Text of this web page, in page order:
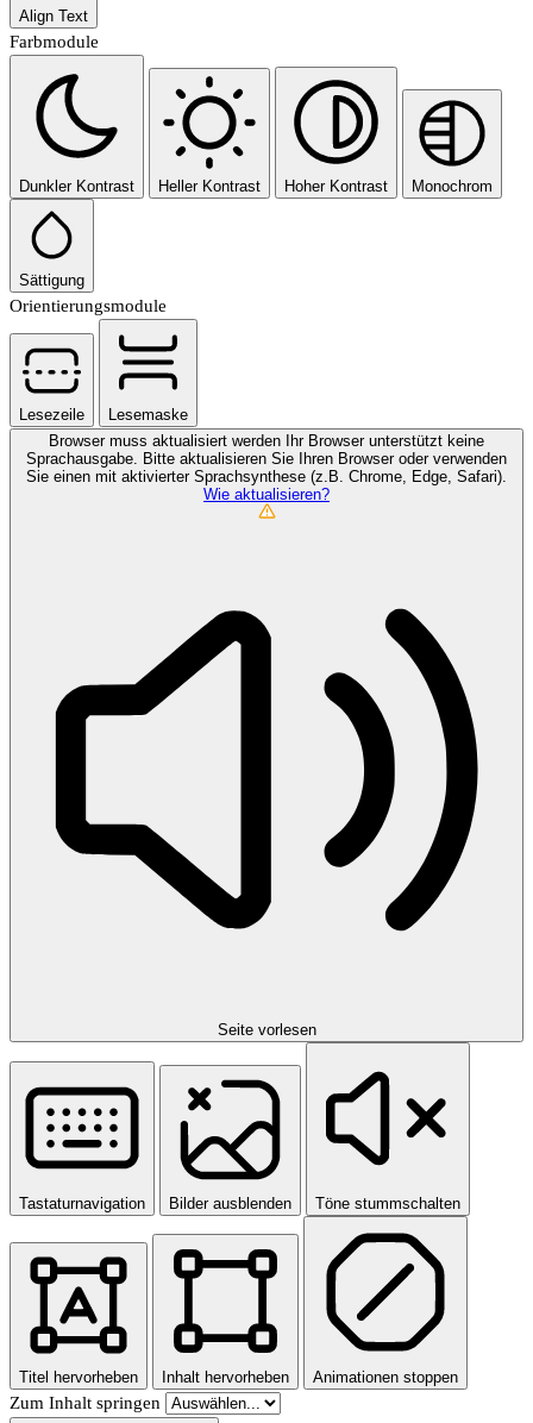
Align Text
Farbmodule
Dunkler Kontrast Heller Kontrast Hoher Kontrast Monochrom
Sättigung
Orientierungsmodule
Lesezeile
Lesemaske
Browser muss aktualisiert werden
Ihr Browser unterstützt keine
Sprachausgabe. Bitte aktualisieren Sie Ihren Browser oder verwenden
Sie einen mit aktivierter Sprachsynthese (z.B. Chrome, Edge, Safari).
Wie aktualisieren?
Seite vorlesen
Tastaturnavigation Bilder ausblenden Töne stummschalten
Titel hervorheben Inhalt hervorheben Animationen stoppen
Zum Inhalt springen